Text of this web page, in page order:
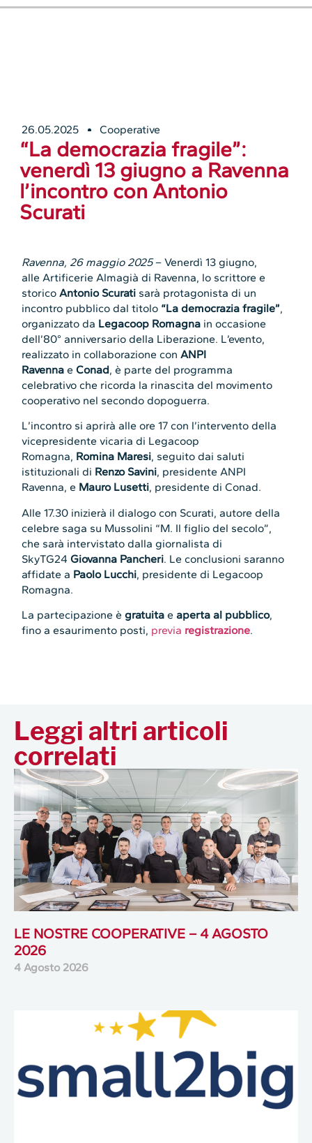
26.05.2025 Cooperative
“La democrazia fragile”:
venerdì 13 giugno a Ravenna
l’incontro con Antonio
Scurati
Ravenna, 26 maggio 2025– Venerdì 13 giugno,
alle Artificerie Almagià di Ravenna, lo scrittore e
storicoAntonio Scurati sarà protagonista di un
incontro pubblico dal titolo “La democrazia fragile”,
organizzato da Legacoop Romagna in occasione
dell’80° anniversario della Liberazione. L’evento,
realizzato in collaborazione conANPI
Ravenna eConad, è parte del programma
celebrativo che ricorda la rinascita del movimento
cooperativo nel secondo dopoguerra.
L’incontro si aprirà alle ore 17 con l’intervento della
vicepresidente vicaria di Legacoop
Romagna, Romina Maresi, seguito dai saluti
istituzionali di Renzo Savini, presidente ANPI
Ravenna, e Mauro Lusetti, presidente di Conad.
Alle 17.30 inizierà il dialogo con Scurati, autore della
celebre saga su Mussolini “M. Il figlio del secolo”,
che sarà intervistato dalla giornalista di
SkyTG24Giovanna Pancheri. Le conclusioni saranno
affidate a Paolo Lucchi, presidente di Legacoop
Romagna.
La partecipazione ègratuita eaperta al pubblico,
fino a esaurimento posti, previa registrazione.
Leggi altri articoli
correlati
LE NOSTRE COOPERATIVE – 4 AGOSTO
2026
4 Agosto 2026